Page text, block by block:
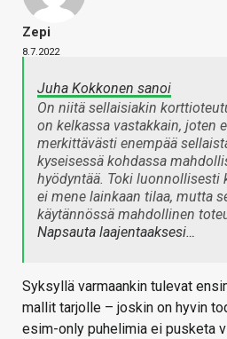
Zepi
8.7.2022
Juha Kokkonen sanoi
On niitä sellaisiakin
on kelkassa vastakkain, joten
merkittävästi enempää
kyseisessä kohdassa
hyödyntää. Toki luonnollisesti
ei mene lainkaan tilaa, mutta
käytännössä mahdollinen
Napsauta laajentaaksesi…
Syksyllä varmaankin tulevat
mallit tarjolle – joskin on hyvin
esim-only puhelimia ei pusketa